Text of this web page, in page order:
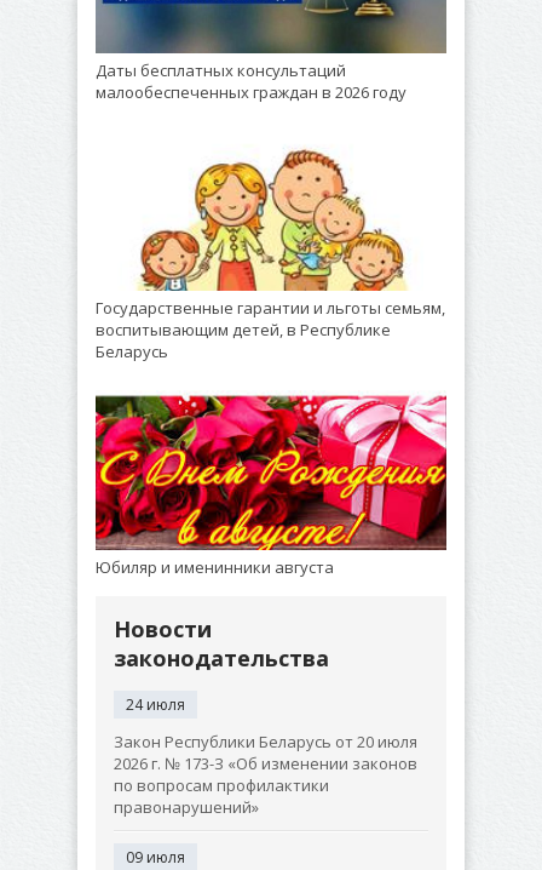
Даты бесплатных консультаций
малообеспеченных граждан в 2026 году
Государственные гарантии и льготы семьям,
воспитывающим детей, в Республике
Беларусь
Юбиляр и именинники августа
Новости
законодательства
24 июля
Закон Республики Беларусь от 20 июля
2026 г. № 173-З «Об изменении законов
по вопросам профилактики
правонарушений»
09 июля